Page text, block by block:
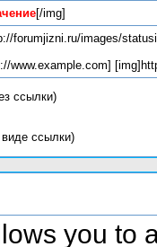
[/img]
forumjizni.ru/images/
www.example.com]
ссылки)
ссылки)
you to